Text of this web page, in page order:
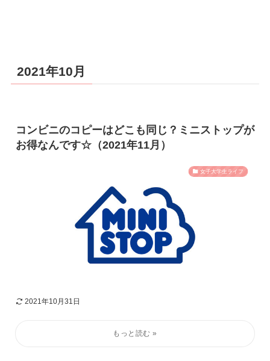
2021年10月
コンビニのコピーはどこも同じ？ミニストップが
お得なんです☆（2021年11月）
女子大学生ライフ
2021年10月31日